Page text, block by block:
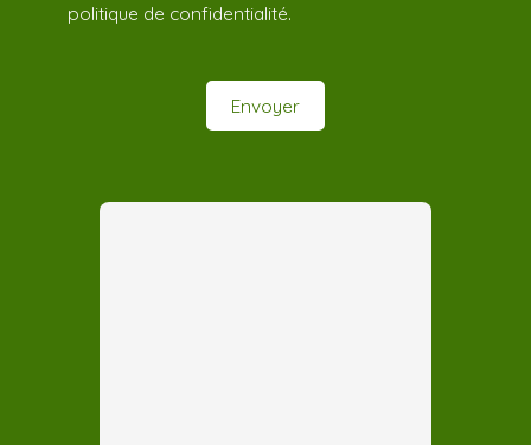
politique de confidentialité.
Envoyer